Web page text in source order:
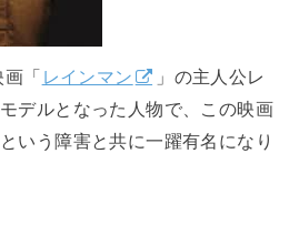
画「 レインマン
」の主人公レ
デルとなった人物で、この映画
いう障害と共に一躍有名になり